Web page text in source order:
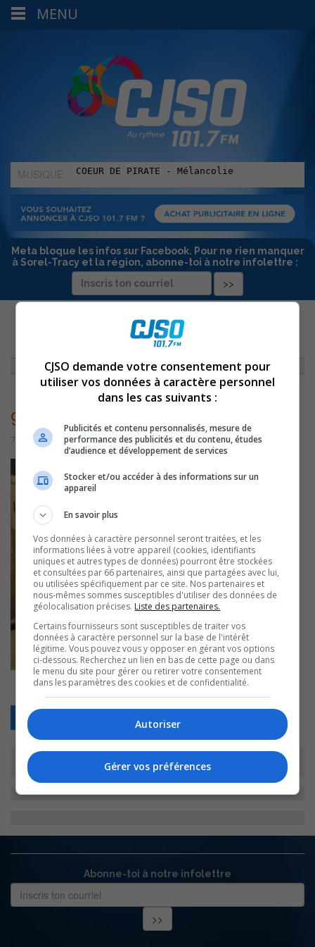
MUSIQUE
:
Meta bloque les infos sur Facebook. Pour ne rien manquer
à Sorel-Tracy et la région, abonne-toi à notre infolettre :
CAPSULE DU 17 JUILLET 2015
9666
7 juillet 2016 | Par admin
Abonne-toi à notre infolettre
MENU
CJSO demande votre consentement pour
utiliser vos données à caractère personnel
dans les cas suivants :
Publicités et contenu personnalisés, mesure de
performance des publicités et du contenu, études
d’audience et développement de services
Stocker et/ou accéder à des informations sur un
appareil
En savoir plus
Vos données à caractère personnel seront traitées, et les
informations liées à votre appareil (cookies, identifiants
uniques et autres types de données) pourront être stockées
et consultées par 66 partenaires, ainsi que partagées avec lui,
ou utilisées spécifiquement par ce site. Nos partenaires et
nous-mêmes sommes susceptibles d'utiliser des données de
géolocalisation précises. Liste des partenaires.
Certains fournisseurs sont susceptibles de traiter vos
données à caractère personnel sur la base de l'intérêt
légitime. Vous pouvez vous y opposer en gérant vos options
ci-dessous. Recherchez un lien en bas de cette page ou dans
le menu du site pour gérer ou retirer votre consentement
dans les paramètres des cookies et de confidentialité.
Autoriser
Gérer vos préférences